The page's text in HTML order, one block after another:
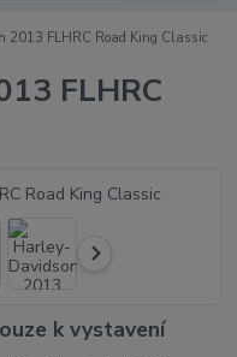
2013 FLHRC Road King Classic
FLHRC
k vystavení